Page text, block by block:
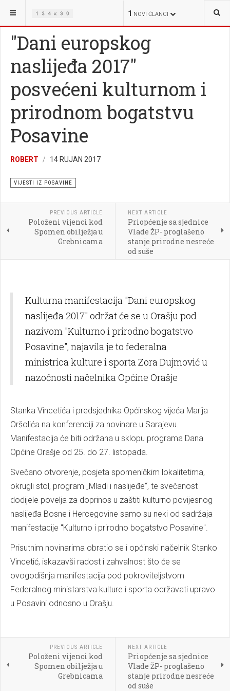
1 NOVI ČLANCI
NALAZITE SE OVDJE: VIJESTI IZ POSAVINE
"Dani europskog
naslijeđa 2017"
posvećeni kulturnom i
prirodnom bogatstvu
Posavine
ROBERT 14 RUJAN 2017
VIJESTI IZ POSAVINE
PREVIOUS ARTICLE
Položeni vijenci kod
Spomen obilježja u
Grebnicama
NEXT ARTICLE
Priopćenje sa sjednice
Vlade ŽP- proglašeno
stanje prirodne nesreće
od suše
Kulturna manifestacija "Dani europskog
naslijeđa 2017" održat će se u Orašju pod
nazivom "Kulturno i prirodno bogatstvo
Posavine", najavila je to federalna
ministrica kulture i sporta Zora Dujmović u
nazočnosti načelnika Općine Orašje
Stanka Vincetića i predsjednika Općinskog vijeća Marija
Oršolića na konferenciji za novinare u Sarajevu.
Manifestacija će biti održana u sklopu programa Dana
Općine Orašje od 25. do 27. listopada.
Svečano otvorenje, posjeta spomeničkim lokalitetima,
okrugli stol, program „Mladi i naslijeđe“, te svečanost
dodijele povelja za doprinos u zaštiti kulturno povijesnog
naslijeđa Bosne i Hercegovine samo su neki od sadržaja
manifestacije "Kulturno i prirodno bogatstvo Posavine".
Prisutnim novinarima obratio se i općinski načelnik Stanko
Vincetić, iskazavši radost i zahvalnost što će se
ovogodišnja manifestacija pod pokroviteljstvom
Federalnog ministarstva kulture i sporta održavati upravo
u Posavini odnosno u Orašju.
PREVIOUS ARTICLE
Položeni vijenci kod
Spomen obilježja u
Grebnicama
NEXT ARTICLE
Priopćenje sa sjednice
Vlade ŽP- proglašeno
stanje prirodne nesreće
od suše